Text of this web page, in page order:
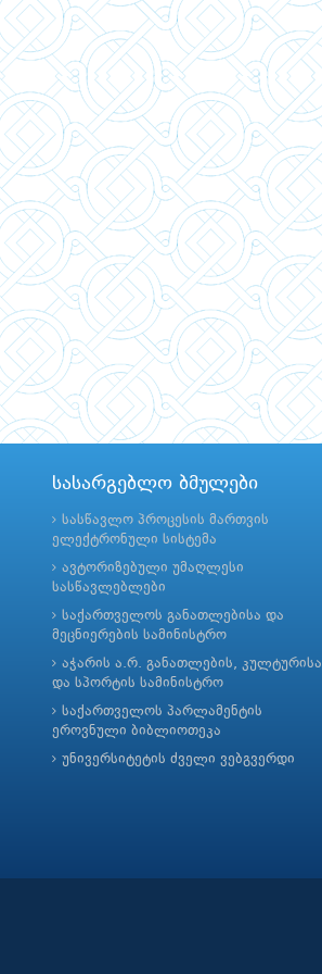
სასარგებლო ბმულები
სასწავლო პროცესის მართვის
ელექტრონული სისტემა
ავტორიზებული უმაღლესი
სასწავლებლები
საქართველოს განათლებისა და
მეცნიერების სამინისტრო
აჭარის ა.რ. განათლების, კულტურისა
და სპორტის სამინისტრო
საქართველოს პარლამენტის
ეროვნული ბიბლიოთეკა
უნივერსიტეტის ძველი ვებგვერდი